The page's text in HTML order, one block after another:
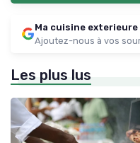
Ma cuisine exterieure
Ajoutez-nous à vos
Les plus lus